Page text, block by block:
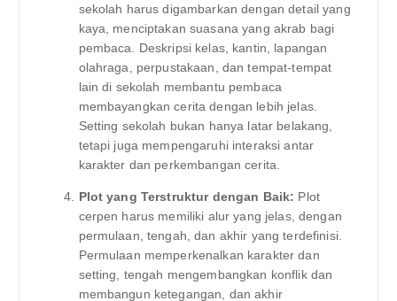
sekolah harus digambarkan dengan detail yang
kaya, menciptakan suasana yang akrab bagi
pembaca. Deskripsi kelas, kantin, lapangan
olahraga, perpustakaan, dan tempat-tempat
lain di sekolah membantu pembaca
membayangkan cerita dengan lebih jelas.
Setting sekolah bukan hanya latar belakang,
tetapi juga mempengaruhi interaksi antar
karakter dan perkembangan cerita.
Plot yang Terstruktur dengan Baik: Plot
cerpen harus memiliki alur yang jelas, dengan
permulaan, tengah, dan akhir yang terdefinisi.
Permulaan memperkenalkan karakter dan
setting, tengah mengembangkan konflik dan
membangun ketegangan, dan akhir